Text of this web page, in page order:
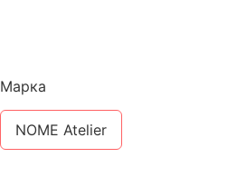
Марка
NOME Atelier